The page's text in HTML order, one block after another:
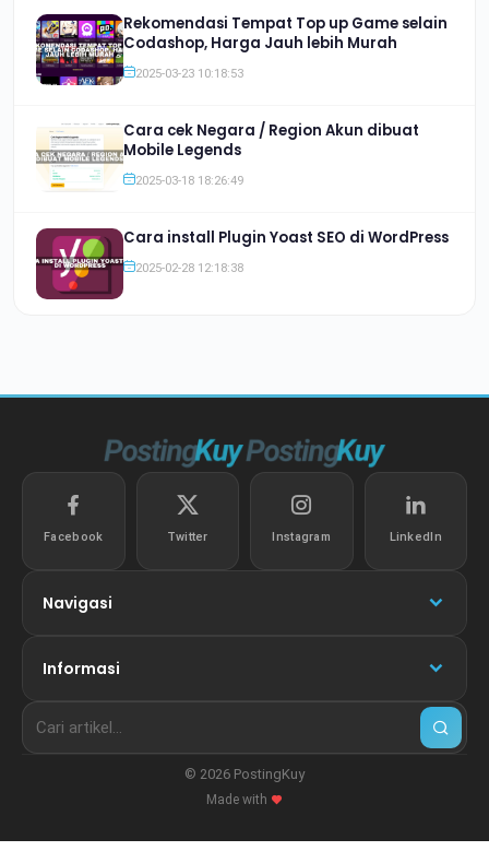
Rekomendasi Tempat Top up Game selain
Codashop, Harga Jauh lebih Murah
2025-03-23 10:18:53
Cara cek Negara / Region Akun dibuat
Mobile Legends
2025-03-18 18:26:49
Cara install Plugin Yoast SEO di WordPress
2025-02-28 12:18:38
Facebook Twitter Instagram LinkedIn
Navigasi
Informasi
© 2026 PostingKuy
Made with